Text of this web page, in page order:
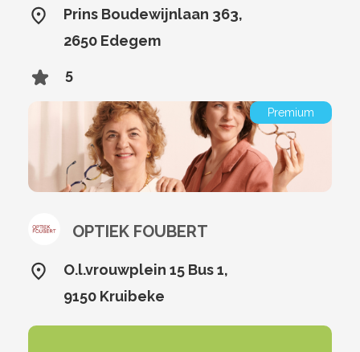
Prins Boudewijnlaan 363,
2650 Edegem
5
Premium
OPTIEK FOUBERT
O.l.vrouwplein 15 Bus 1,
9150 Kruibeke